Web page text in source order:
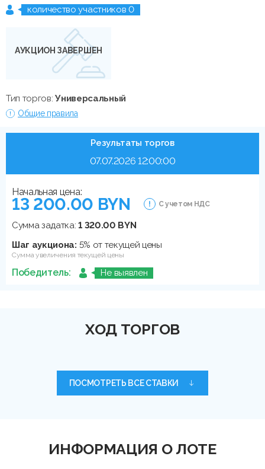
количество участников 0
АУКЦИОН ЗАВЕРШЕН
Тип торгов:Универсальный
Общие правила
Результаты торгов
07.07.2026 12:00:00
Начальная цена:
13 200.00 BYN С учетом НДС
Сумма задатка:1 320.00 BYN
Шаг аукциона: 5% от текущей цены
Сумма увеличения текущей цены
Победитель: Не выявлен
ХОД ТОРГОВ
ПОСМОТРЕТЬ ВСЕ СТАВКИ
ИНФОРМАЦИЯ О ЛОТЕ